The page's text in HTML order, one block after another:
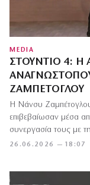
MEDIA
ΣΤΟΎΝΤΙΟ 4:
ΖΑΜΠΈΤΟΓΛΟΥ
26.06.2026 — 18:07
Η Νάνσυ
επιβεβαίωσαν μέσα
συνεργασία τους με